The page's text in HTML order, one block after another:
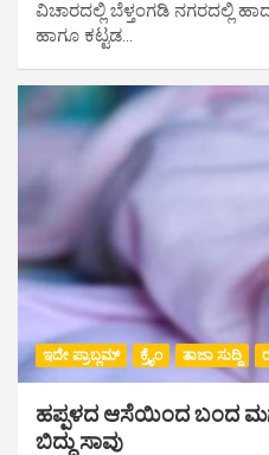
ವಿಚಾರದಲ್ಲಿ ಬೆಳ್ತಂಗಡಿ ನಗರದಲ್ಲಿ
ಹಾಗೂ ಕಟ್ಟಡ…
ಇದೇ ಪ್ರಾಬ್ಲಮ್ ಕ್ರೈಂ ತಾಜಾ ಸುದ್ದಿ
ಹಪ್ಪಳದ ಆಸೆಯಿಂದ ಬಂದ
ಬಿದ್ದು ಸಾವು